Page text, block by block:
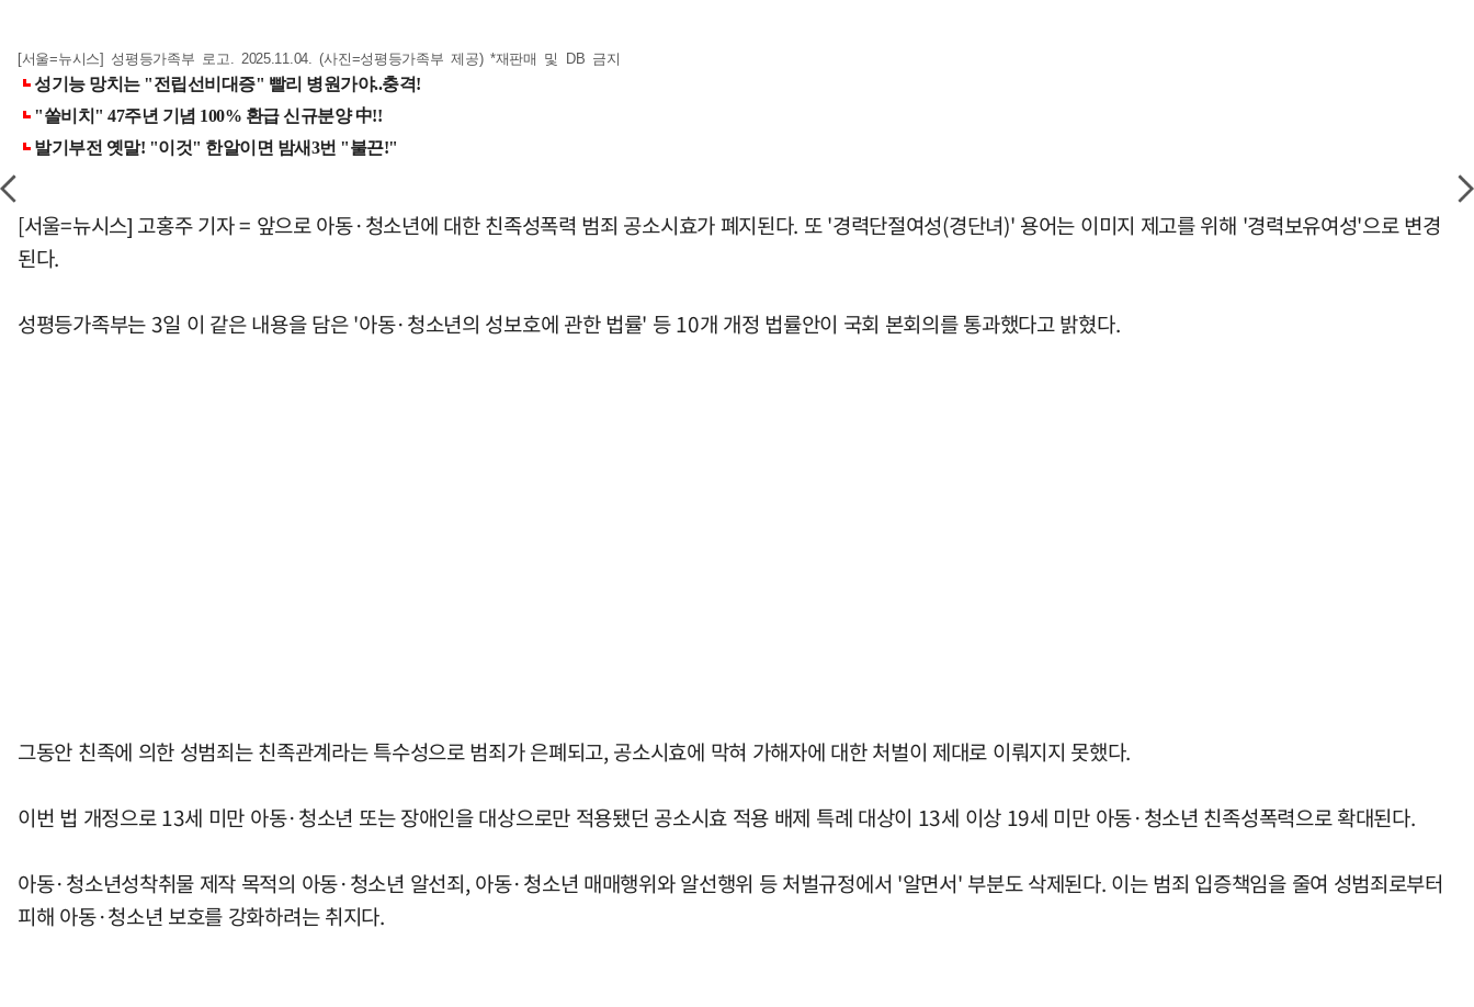
[서울=뉴시스] 성평등가족부 로고. 2025.11.04. (사진=성평등가족부 제공) *재판매 및 DB 금지
[서울=뉴시스] 고홍주 기자 = 앞으로 아동·청소년에 대한 친족성폭력 범죄 공소시효가 폐지된다. 또 '경력단절여성(경단녀)' 용어는 이미지 제고를 위해 '경력보유여성'으로 변경
된다.
성평등가족부는 3일 이 같은 내용을 담은 '아동·청소년의 성보호에 관한 법률' 등 10개 개정 법률안이 국회 본회의를 통과했다고 밝혔다.
그동안 친족에 의한 성범죄는 친족관계라는 특수성으로 범죄가 은폐되고, 공소시효에 막혀 가해자에 대한 처벌이 제대로 이뤄지지 못했다.
이번 법 개정으로 13세 미만 아동·청소년 또는 장애인을 대상으로만 적용됐던 공소시효 적용 배제 특례 대상이 13세 이상 19세 미만 아동·청소년 친족성폭력으로 확대된다.
아동·청소년성착취물 제작 목적의 아동·청소년 알선죄, 아동·청소년 매매행위와 알선행위 등 처벌규정에서 '알면서' 부분도 삭제된다. 이는 범죄 입증책임을 줄여 성범죄로부터
피해 아동·청소년 보호를 강화하려는 취지다.